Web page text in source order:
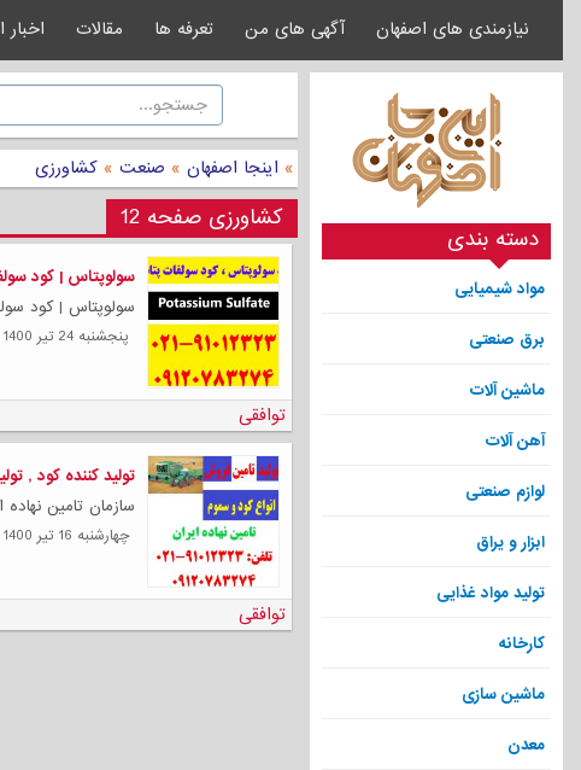
نیازمندی های اصفهان آگهی های من تعرفه ها مقالات
دسته بندی
مواد شیمیایی
برق صنعتی
ماشین آلات
آهن آلات
لوازم صنعتی
ابزار و یراق
تولید مواد غذایی
کارخانه
ماشین سازی
معدن
» اینجا اصفهان » صنعت » کشاورزی
کشاورزی صفحه 12
سولوپتاس | کود
سولوپتاس | کود
پنجشنبه 24 تیر 1400
توافقی
تولید کننده کود ,
سازمان تامین
چهارشنبه 16 تیر 1400
توافقی